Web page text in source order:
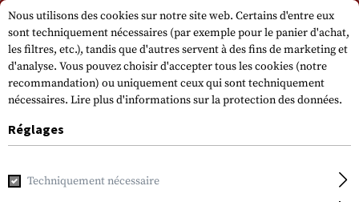
Veuillez noter que les délais de livraison peuvent varier en raison d'un jour
férié sur 15.08.2026.
Accueil Equipement Tactique Holsters de
Nous utilisons des cookies sur notre site web. Certains d'entre eux
sont techniquement nécessaires (par exemple pour le panier d'achat,
les filtres, etc.), tandis que d'autres servent à des fins de marketing et
d'analyse. Vous pouvez choisir d'accepter tous les cookies (notre
recommandation) ou uniquement ceux qui sont techniquement
nécessaires. Lire plus d'informations sur la protection des données.
Réglages
Techniquement nécessaire